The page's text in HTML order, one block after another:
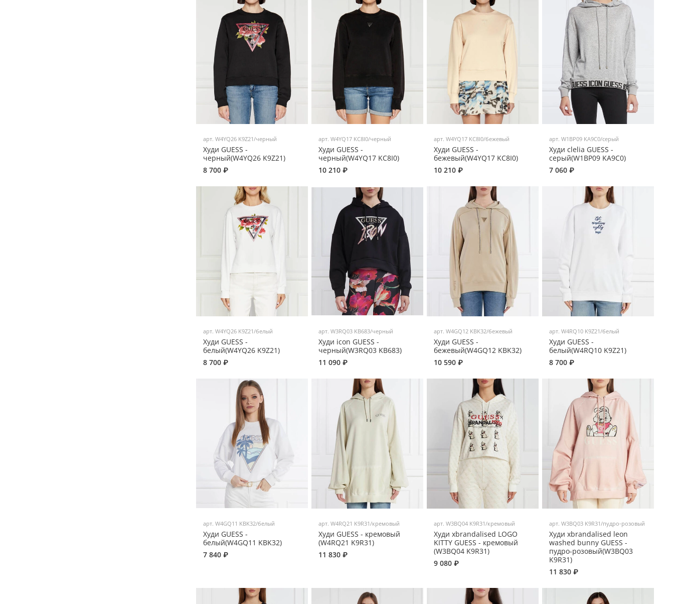
арт.W4YQ26 K9Z21/черный
Худи GUESS -
черный(W4YQ26 K9Z21)
8 700 ₽
арт.W4YQ17 KC8I0/черный
Худи GUESS -
черный(W4YQ17 KC8I0)
10 210 ₽
арт.W4YQ17 KC8I0/бежевый
Худи GUESS -
бежевый(W4YQ17 KC8I0)
10 210 ₽
арт. W1BP09 KA9C0/серый
Худи clelia GUESS -
серый(W1BP09 KA9C0)
7 060 ₽
арт.W4YQ26 K9Z21/белый
Худи GUESS -
белый(W4YQ26 K9Z21)
8 700 ₽
арт.W3RQ03 KB683/черный
Худи icon GUESS -
черный(W3RQ03 KB683)
11 090 ₽
арт.W4GQ12 KBK32/бежевый
Худи GUESS -
бежевый(W4GQ12 KBK32)
10 590 ₽
арт. W4RQ10 K9Z21/белый
Худи GUESS -
белый(W4RQ10 K9Z21)
8 700 ₽
арт.W4GQ11 KBK32/белый
Худи GUESS -
белый(W4GQ11 KBK32)
7 840 ₽
арт.W4RQ21 K9R31/кремовый
Худи GUESS - кремовый
(W4RQ21 K9R31)
11 830 ₽
арт.W3BQ04 K9R31/кремовый
Худи xbrandalised LOGO
KITTY GUESS - кремовый
(W3BQ04 K9R31)
9 080 ₽
арт. W3BQ03 K9R31/пудро-розовый
Худи xbrandalised leon
washed bunny GUESS -
пудро-розовый(W3BQ03
K9R31)
11 830 ₽